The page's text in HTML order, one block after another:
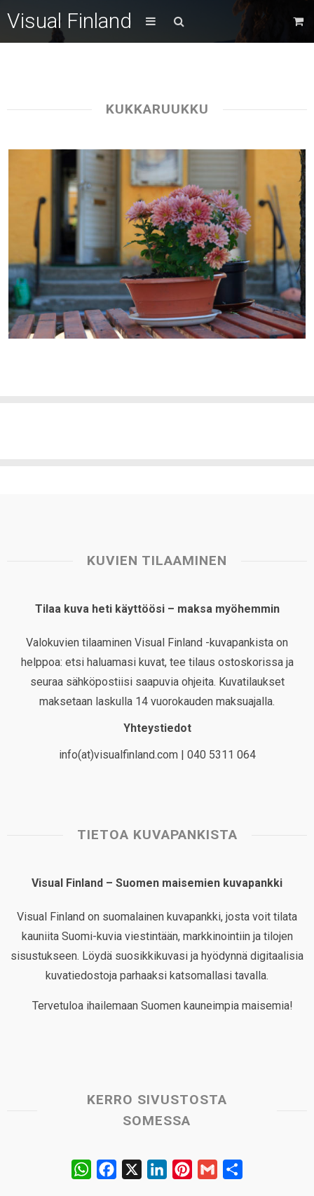
Visual Finland
KUKKARUUKKU
KUVIEN TILAAMINEN
Tilaa kuva heti käyttöösi – maksa myöhemmin
Valokuvien tilaaminen Visual Finland -kuvapankista on
helppoa: etsi haluamasi kuvat, tee tilaus ostoskorissa ja
seuraa sähköpostiisi saapuvia ohjeita. Kuvatilaukset
maksetaan laskulla 14 vuorokauden maksuajalla.
Yhteystiedot
info(at)visualfinland.com | 040 5311 064
TIETOA KUVAPANKISTA
Visual Finland – Suomen maisemien kuvapankki
Visual Finland on suomalainen kuvapankki, josta voit tilata
kauniita Suomi-kuvia viestintään, markkinointiin ja tilojen
sisustukseen. Löydä suosikkikuvasi ja hyödynnä digitaalisia
kuvatiedostoja parhaaksi katsomallasi tavalla.
Tervetuloa ihailemaan Suomen kauneimpia maisemia!
KERRO SIVUSTOSTA
SOMESSA
W